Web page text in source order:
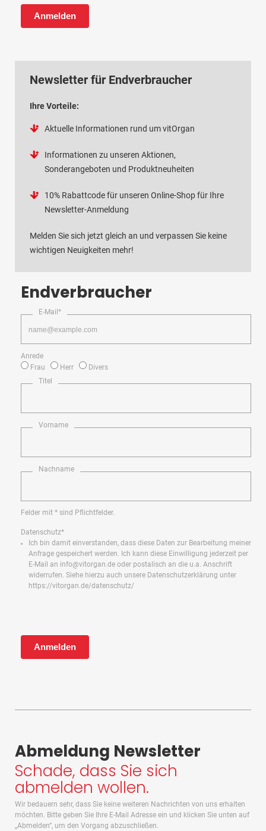
Anmelden
Newsletter für Endverbraucher
Ihre Vorteile:
Aktuelle Informationen rund um vitOrgan
Informationen zu unseren Aktionen,
Sonderangeboten und Produktneuheiten
10% Rabattcode für unseren Online-Shop für Ihre
Newsletter-Anmeldung
Melden Sie sich jetzt gleich an und verpassen Sie keine
wichtigen Neuigkeiten mehr!
Endverbraucher
E-Mail*
Anrede
Frau
Herr
Divers
Titel
Vorname
Nachname
Felder mit * sind Pflichtfelder.
Datenschutz*
Ich bin damit einverstanden, dass diese Daten zur Bearbeitung meiner
Anfrage gespeichert werden. Ich kann diese Einwilligung jederzeit per
E-Mail an info@vitorgan.de oder postalisch an die u.a. Anschrift
widerrufen. Siehe hierzu auch unsere Datenschutzerklärung unter
https://vitorgan.de/datenschutz/
Anmelden
Abmeldung Newsletter
Schade, dass Sie sich
abmelden wollen.
Wir bedauern sehr, dass Sie keine weiteren Nachrichten von uns erhalten
möchten. Bitte geben Sie Ihre E-Mail Adresse ein und klicken Sie unten auf
„Abmelden“, um den Vorgang abzuschließen.